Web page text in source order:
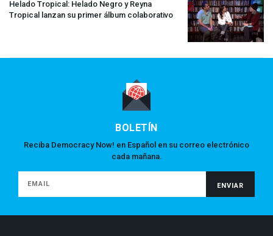
Helado Tropical: Helado Negro y Reyna
Tropical lanzan su primer álbum colaborativo
BOLETÍN
Reciba Democracy Now! en Español en su correo electrónico
cada mañana.